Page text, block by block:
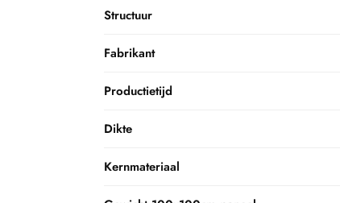
Structuur
Fabrikant
Productietijd
Dikte
Kernmateriaal